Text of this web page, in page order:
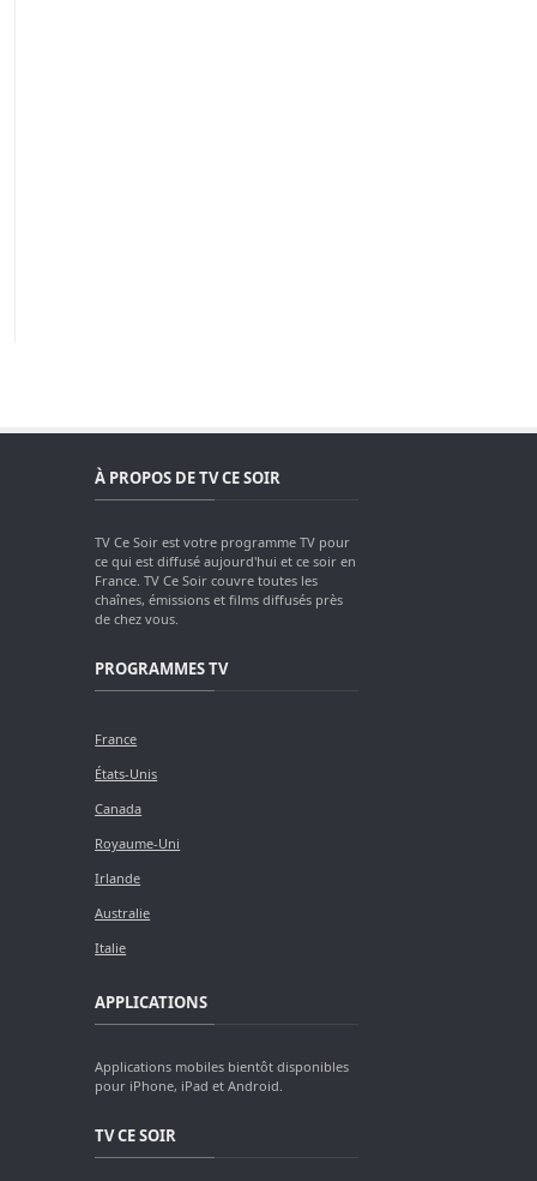
À PROPOS DE TV CE SOIR
TV Ce Soir est votre programme TV pour
ce qui est diffusé aujourd'hui et ce soir en
France. TV Ce Soir couvre toutes les
chaînes, émissions et films diffusés près
de chez vous.
PROGRAMMES TV
France
États-Unis
Canada
Royaume-Uni
Irlande
Australie
Italie
APPLICATIONS
Applications mobiles bientôt disponibles
pour iPhone, iPad et Android.
TV CE SOIR